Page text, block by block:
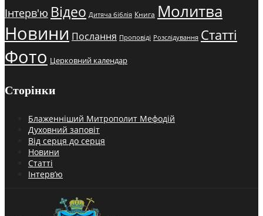
Інтерв'ю Відео Дитяча біблія Книга Молитва
Новини Послання Проповіді Розслідування Статті
Фото Церковний календар
Сторінки
Блаженніший Митрополит Мефодій
Духовний заповіт
Від серця до серця
Новини
Статті
Інтерв’ю